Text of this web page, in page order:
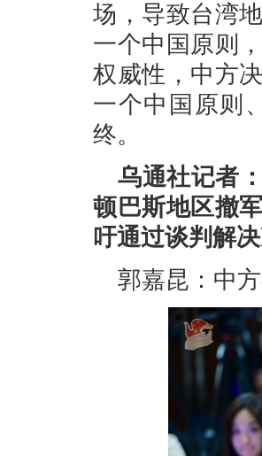
场，导致台湾
一个中国原则
权威性，中方
一个中国原则
终。
乌通社记者
顿巴斯地区撤
吁通过谈判解
郭嘉昆：中